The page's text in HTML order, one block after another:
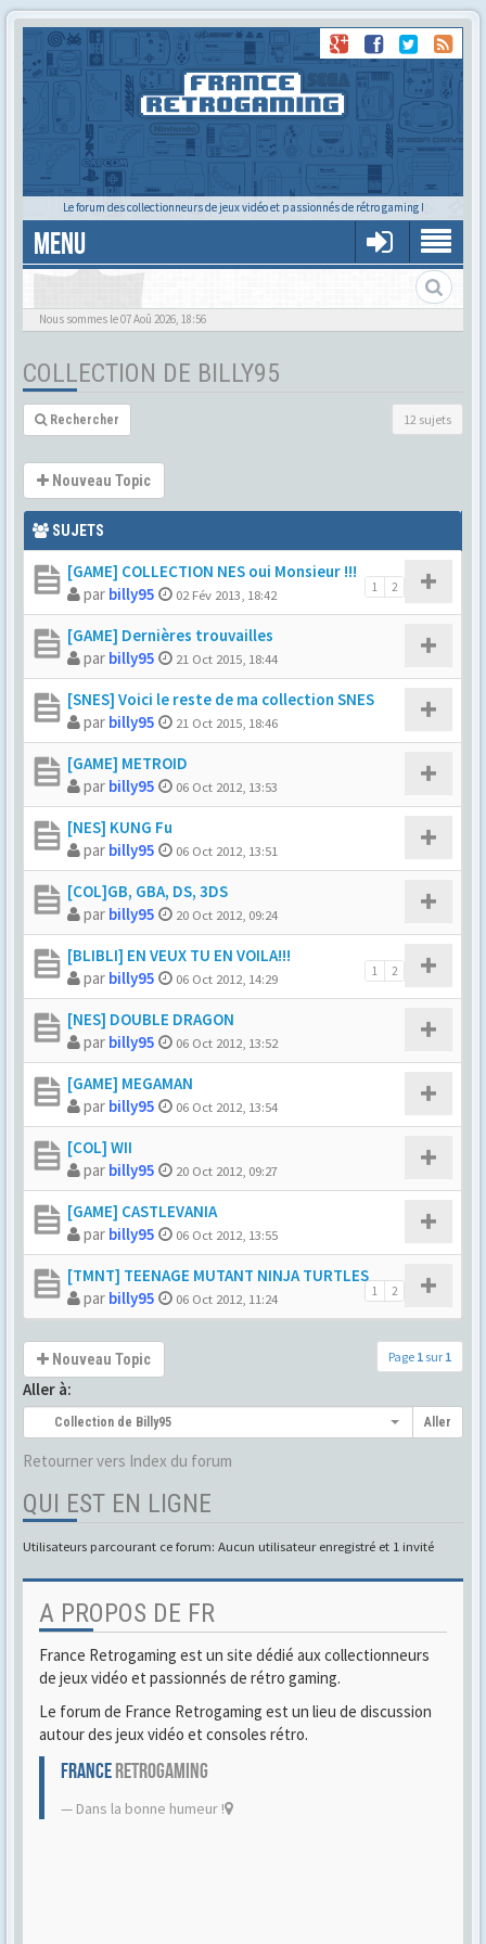
Le forum des collectionneurs de jeux vidéo et passionnés de rétro gaming !
MENU
La collec de Billy95
Nous sommes le 07 Aoû 2026, 18:56
COLLECTION DE BILLY95
Rechercher 12 sujets
Nouveau Topic
SUJETS
[GAME] COLLECTION NES oui Monsieur !!!
1 2
par billy95 02 Fév 2013, 18:42
[GAME] Dernières trouvailles
par billy95 21 Oct 2015, 18:44
[SNES] Voici le reste de ma collection SNES
par billy95 21 Oct 2015, 18:46
[GAME] METROID
par billy95 06 Oct 2012, 13:53
[NES] KUNG Fu
par billy95 06 Oct 2012, 13:51
[COL]GB, GBA, DS, 3DS
par billy95 20 Oct 2012, 09:24
[BLIBLI] EN VEUX TU EN VOILA!!!
1 2
par billy95 06 Oct 2012, 14:29
[NES] DOUBLE DRAGON
par billy95 06 Oct 2012, 13:52
[GAME] MEGAMAN
par billy95 06 Oct 2012, 13:54
[COL] WII
par billy95 20 Oct 2012, 09:27
[GAME] CASTLEVANIA
par billy95 06 Oct 2012, 13:55
[TMNT] TEENAGE MUTANT NINJA TURTLES
1 2
par billy95 06 Oct 2012, 11:24
Nouveau Topic Page 1 sur 1
Aller à:
Collection de Billy95 Aller
Retourner vers Index du forum
QUI EST EN LIGNE
Utilisateurs parcourant ce forum: Aucun utilisateur enregistré et 1 invité
A PROPOS DE FR
France Retrogaming est un site dédié aux collectionneurs
de jeux vidéo et passionnés de rétro gaming.
Le forum de France Retrogaming est un lieu de discussion
autour des jeux vidéo et consoles rétro.
FRANCERETROGAMING
Dans la bonne humeur !